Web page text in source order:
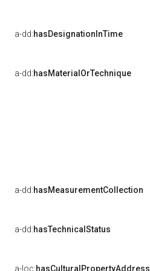
a-dd:hasDesignationInTime
a-dd:hasMaterialOrTechnique
a-dd:hasMeasurementCollection
a-dd:hasTechnicalStatus
a-loc:hasCulturalPropertyAddress